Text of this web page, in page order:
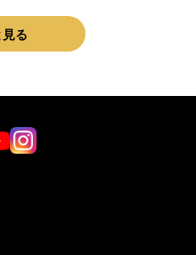
る